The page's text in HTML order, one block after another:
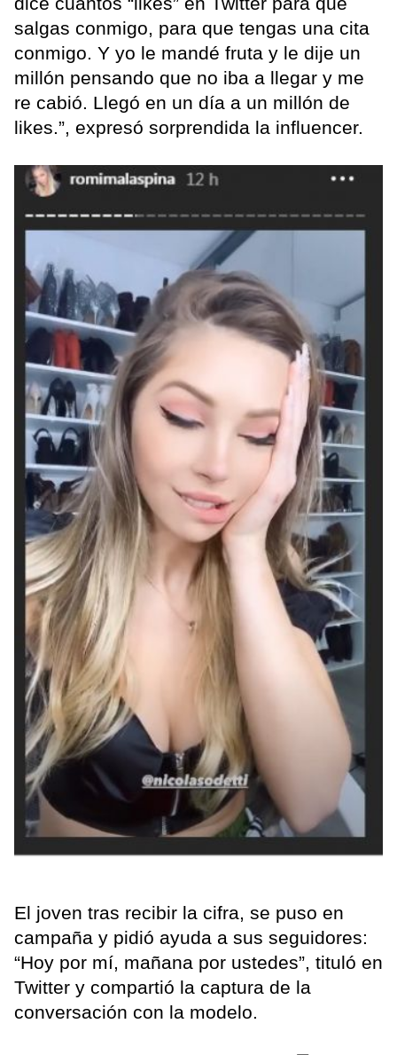
salgas conmigo, para que tengas una cita
conmigo. Y yo le mandé fruta y le dije un
millón pensando que no iba a llegar y me
re cabió. Llegó en un día a un millón de
likes.”, expresó sorprendida la influencer.
El joven tras recibir la cifra, se puso en
campaña y pidió ayuda a sus seguidores:
“Hoy por mí, mañana por ustedes”, tituló en
Twitter y compartió la captura de la
conversación con la modelo.